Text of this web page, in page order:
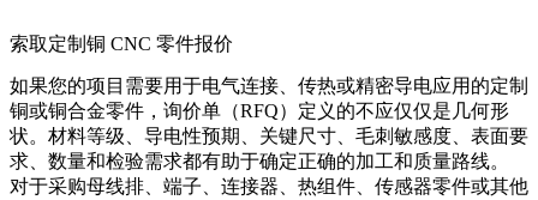
索取定制铜 CNC 零件报价
如果您的项目需要用于电气连接、传热或精密导电应用的定制
铜或铜合金零件，询价单（RFQ）定义的不应仅仅是几何形
状。材料等级、导电性预期、关键尺寸、毛刺敏感度、表面要
求、数量和检验需求都有助于确定正确的加工和质量路线。
对于采购母线排、端子、连接器、热组件、传感器零件或其他